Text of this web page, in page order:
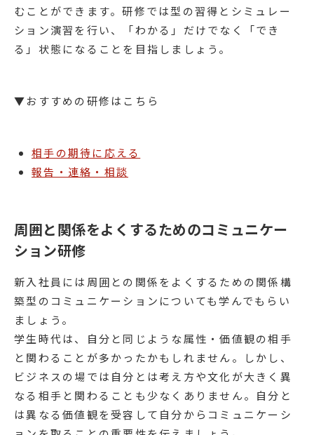
むことができます。研修では型の習得とシミュレー
ション演習を行い、「わかる」だけでなく「でき
る」状態になることを目指しましょう。
▼おすすめの研修はこちら
相手の期待に応える
報告・連絡・相談
周囲と関係をよくするためのコミュニケー
ション研修
新入社員には周囲との関係をよくするための関係構
築型のコミュニケーションについても学んでもらい
ましょう。
学生時代は、自分と同じような属性・価値観の相手
と関わることが多かったかもしれません。しかし、
ビジネスの場では自分とは考え方や文化が大きく異
なる相手と関わることも少なくありません。自分と
は異なる価値観を受容して自分からコミュニケーシ